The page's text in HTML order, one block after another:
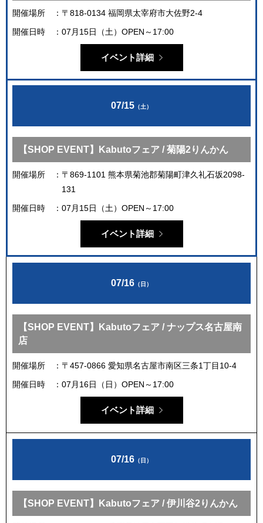
開催場所
〒818-0134 福岡県太宰府市大佐野2-4
開催日時
07月15日（土）OPEN～17:00
イベント詳細
07/15 （土）
【SHOP EVENT】Kabutoフェア / 菊陽2りんかん
開催場所
〒869-1101 熊本県菊池郡菊陽町津久礼石坂2098-
131
開催日時
07月15日（土）OPEN～17:00
イベント詳細
07/16 （日）
【SHOP EVENT】Kabutoフェア / ナップス名古屋南
店
開催場所
〒457-0866 愛知県名古屋市南区三条1丁目10-4
開催日時
07月16日（日）OPEN～17:00
イベント詳細
07/16 （日）
【SHOP EVENT】Kabutoフェア / 伊川谷2りんかん